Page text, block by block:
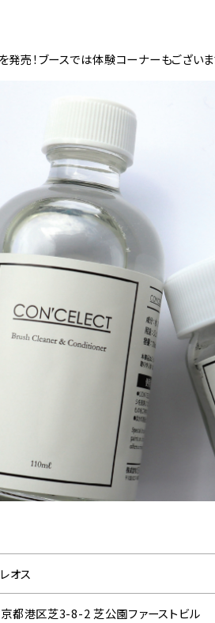
売！ブースでは体験コーナーもございま
オス
都港区芝3-8-2 芝公園ファーストビル